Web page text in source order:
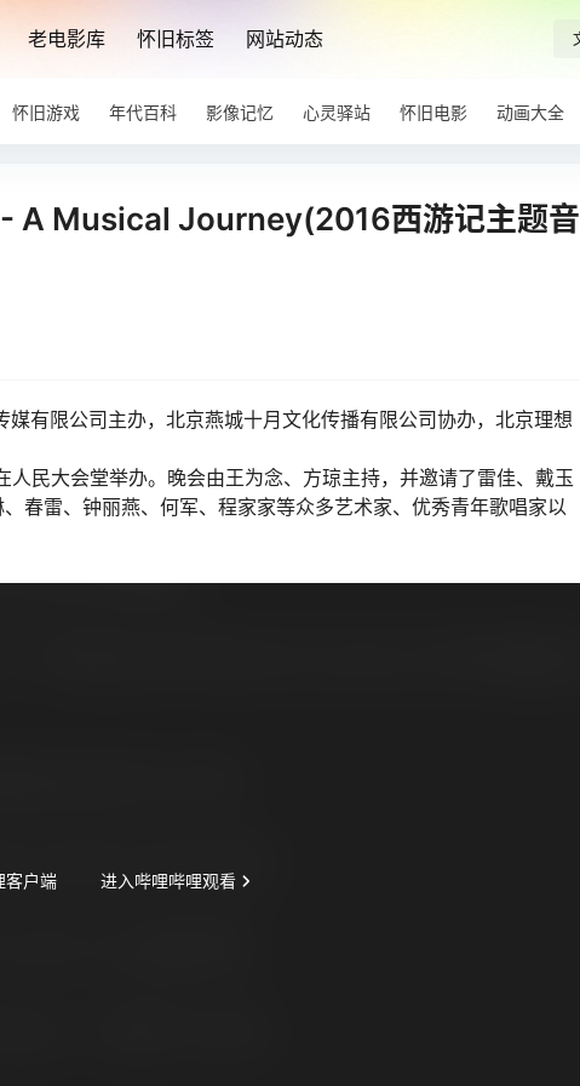
老电影库 怀旧标签 网站动态
怀旧游戏 年代百科 影像记忆 心灵驿站 怀旧电影 动画大全
A Musical Journey(2016西游记主题音
有限公司主办，北京燕城十月文化传播有限公司协办，北京理想
民大会堂举办。晚会由王为念、方琼主持，并邀请了雷佳、戴玉
春雷、钟丽燕、何军、程家家等众多艺术家、优秀青年歌唱家以